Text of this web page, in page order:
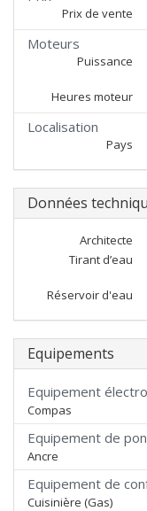
Prix de vente
Moteurs
Puissance
Heures moteur
Localisation
Pays
Données
Architecte
Tirant d’eau
Réservoir d'eau
Equipements
Equipement
Compas
Equipement de
Ancre
Equipement de
Cuisinière (Gas)